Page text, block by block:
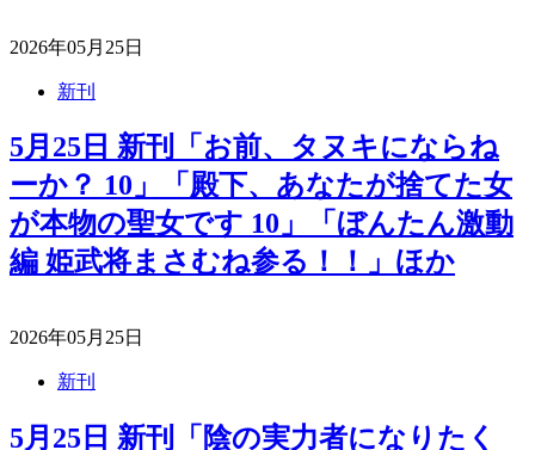
2026年05月25日
新刊
5月25日 新刊「お前、タヌキにならね
ーか？ 10」「殿下、あなたが捨てた女
が本物の聖女です 10」「ぼんたん激動
編 姫武将まさむね参る！！」ほか
2026年05月25日
新刊
5月25日 新刊「陰の実力者になりたく